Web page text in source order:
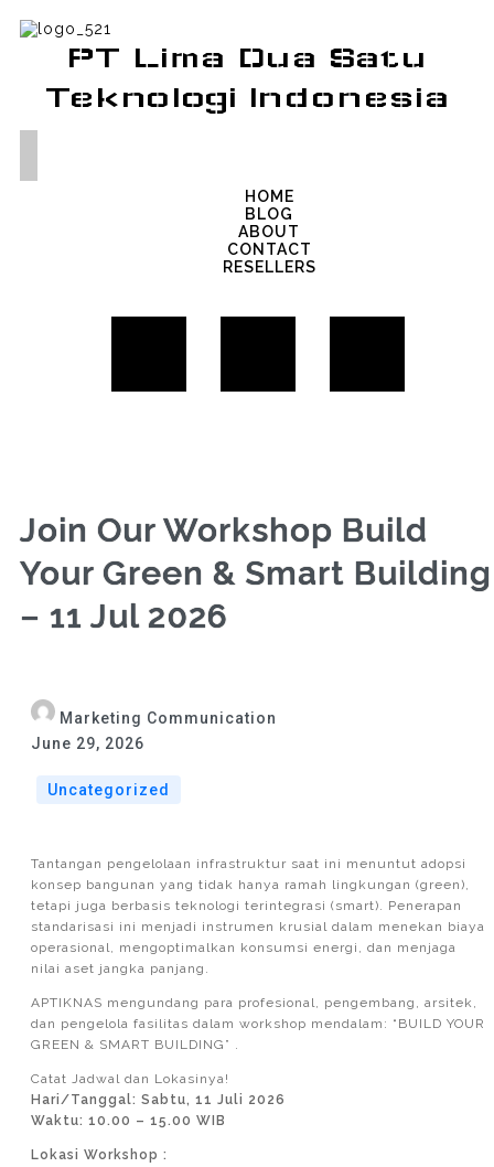
PT Lima Dua Satu
Teknologi Indonesia
HOME
BLOG
ABOUT
CONTACT
RESELLERS
Join Our Workshop Build
Your Green & Smart Building
– 11 Jul 2026
Marketing Communication
June 29, 2026
Uncategorized
Tantangan pengelolaan infrastruktur saat ini menuntut adopsi
konsep bangunan yang tidak hanya ramah lingkungan (green),
tetapi juga berbasis teknologi terintegrasi (smart). Penerapan
standarisasi ini menjadi instrumen krusial dalam menekan biaya
operasional, mengoptimalkan konsumsi energi, dan menjaga
nilai aset jangka panjang.
APTIKNAS mengundang para profesional, pengembang, arsitek,
dan pengelola fasilitas dalam workshop mendalam: “BUILD YOUR
GREEN & SMART BUILDING” .
Catat Jadwal dan Lokasinya!
Hari/Tanggal: Sabtu, 11 Juli 2026
Waktu: 10.00 – 15.00 WIB
Lokasi Workshop :